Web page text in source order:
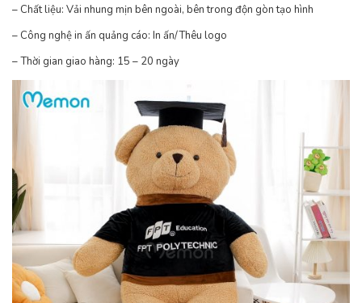
– Chất liệu: Vải nhung mịn bên ngoài, bên trong độn gòn tạo hình
– Công nghệ in ấn quảng cáo: In ấn/Thêu logo
– Thời gian giao hàng: 15 – 20 ngày